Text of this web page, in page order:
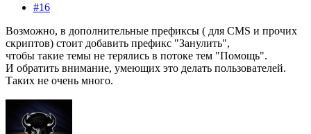
#16
Возможно, в дополнительные префиксы ( для CMS и прочих
скриптов) стоит добавить префикс "Занулить",
чтобы такие темы не терялись в потоке тем "Помощь".
И обратить внимание, умеющих это делать пользователей.
Таких не очень много.